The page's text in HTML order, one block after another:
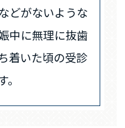
どがないような
中に無理に抜歯
着いた頃の受診